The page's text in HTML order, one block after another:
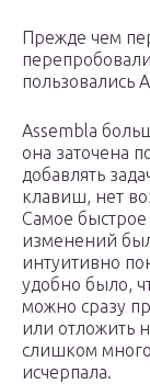
Прежде чем
пользовались
Assembla
она заточена
добавлять
клавиш, нет
Самое
изменений
интуитивно
удобно было,
можно сразу
или отложить
слишком много
исчерпала.